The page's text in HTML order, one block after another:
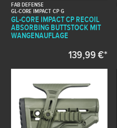
FAB DEFENSE
GL-CORE IMPACT CP G
GL-CORE IMPACT CP RECOIL
ABSORBING BUTTSTOCK MIT
WANGENAUFLAGE
139,99 €*